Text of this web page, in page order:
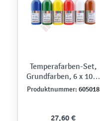
Temperafarben-Set,
Grundfarben, 6 x 1000
ml
Produktnummer: 605018
27,60 €